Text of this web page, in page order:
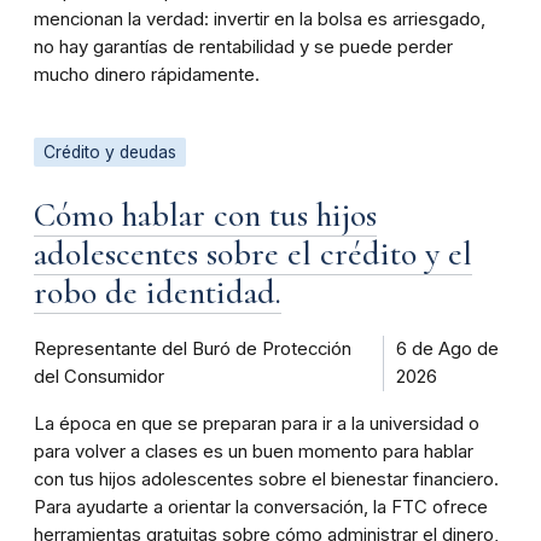
mencionan la verdad: invertir en la bolsa es arriesgado,
no hay garantías de rentabilidad y se puede perder
mucho dinero rápidamente.
Crédito y deudas
Cómo hablar con tus hijos
adolescentes sobre el crédito y el
robo de identidad.
Representante del Buró de Protección
del Consumidor
6 de Ago de
2026
La época en que se preparan para ir a la universidad o
para volver a clases es un buen momento para hablar
con tus hijos adolescentes sobre el bienestar financiero.
Para ayudarte a orientar la conversación, la FTC ofrece
herramientas gratuitas sobre cómo administrar el dinero,